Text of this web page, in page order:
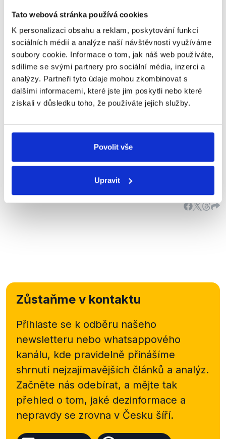
Tato webová stránka používá cookies
K personalizaci obsahu a reklam, poskytování funkcí
sociálních médií a analýze naší návštěvnosti využíváme
soubory cookie. Informace o tom, jak náš web používáte,
sdílíme se svými partnery pro sociální média, inzerci a
analýzy. Partneři tyto údaje mohou zkombinovat s
dalšími informacemi, které jste jim poskytli nebo které
získali v důsledku toho, že používáte jejich služby.
Povolit vše
Upravit
PRAVDA
Tento výrok hodnotíme jako pravdivý. Podle článku
41Ústavy ČRmůže návrh zákona podat poslanec,
skupina poslanců, Senát, vláda nebo zastupitelstvo
vyššího územního samosprávného celku - tedy
kraje (podle článku 99 Ústavy ČR).
projednává - pokud není schválen, vrací se do PSP.
Pokud schválen je, je poslán prezidentovi republiky,
který opět zákon posoudí, případně podepíše.
Zůstaňme v kontaktu
Přihlaste se k odběru našeho
newsletteru nebo whatsappového
kanálu, kde pravidelně přinášíme
shrnutí nejzajímavějších článků a analýz.
Začněte nás odebírat, a mějte tak
přehled o tom, jaké dezinformace a
nepravdy se zrovna v Česku šíří.